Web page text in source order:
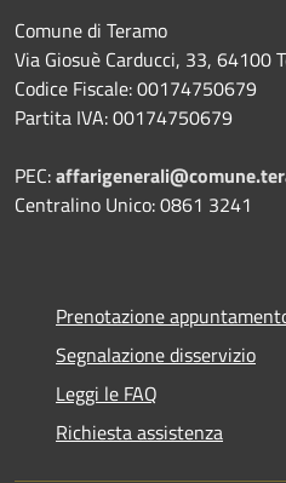
Comune di Teramo
Via Giosuè Carducci, 33, 64100
Codice Fiscale: 00174750679
Partita IVA: 00174750679
PEC:
Centralino Unico: 0861 3241
Prenotazione
Segnalazione disservizio
Leggi le FAQ
Richiesta assistenza